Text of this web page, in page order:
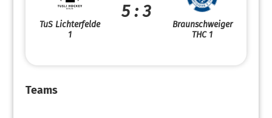
TuS Lichterfelde
1
5 : 3
Braunschweiger
THC 1
Teams